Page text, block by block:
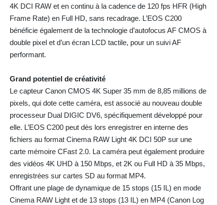
4K DCI RAW et en continu à la cadence de 120 fps HFR (High
Frame Rate) en Full HD, sans recadrage. L’EOS C200
bénéficie également de la technologie d’autofocus AF CMOS à
double pixel et d’un écran LCD tactile, pour un suivi AF
performant.
Grand potentiel de créativité
Le capteur Canon CMOS 4K Super 35 mm de 8,85 millions de
pixels, qui dote cette caméra, est associé au nouveau double
processeur Dual DIGIC DV6, spécifiquement développé pour
elle. L’EOS C200 peut dès lors enregistrer en interne des
fichiers au format Cinema RAW Light 4K DCI 50P sur une
carte mémoire CFast 2.0. La caméra peut également produire
des vidéos 4K UHD à 150 Mbps, et 2K ou Full HD à 35 Mbps,
enregistrées sur cartes SD au format MP4.
Offrant une plage de dynamique de 15 stops (15 IL) en mode
Cinema RAW Light et de 13 stops (13 IL) en MP4 (Canon Log